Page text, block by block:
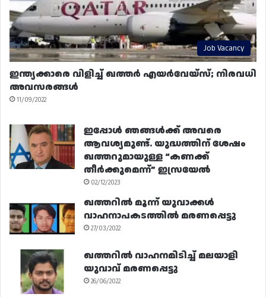
Job Vacancy
ഇന്ത്യക്കാരെ വിളിച്ച് ഖത്തർ എയർവേയ്‌സ്; നിരവധി
അവസരങ്ങൾ
11/09/2022
ഇപ്പോൾ ഞങ്ങൾക്ക് അവരെ
ആവശ്യമുണ്ട്. യുദ്ധത്തിന് ശേഷം
ഖത്തറുമായുള്ള “കണക്ക്
തീർക്കുമെന്ന്” ഇസ്രയേൽ
02/12/2023
ഖത്തറിൽ മൂന്ന് യുവാക്കൾ
വാഹനാപകടത്തിൽ മരണപ്പെട്ടു
27/03/2022
ഖത്തറിൽ വാഹനമിടിച്ച് മലയാളി
യുവാവ് മരണപ്പെട്ടു
26/06/2022